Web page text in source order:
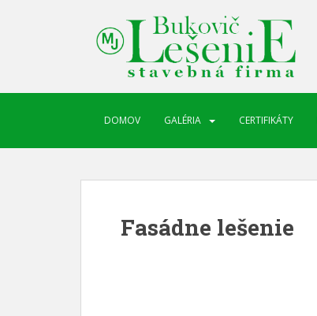
DOMOV GALÉRIA CERTIFIKÁTY
Fasádne lešenie